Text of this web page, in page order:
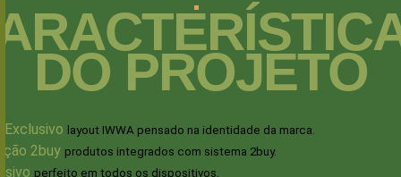
DO PROJETO
Exclusivo layout IWWA pensado na identidade da marca.
2buy produtos integrados com sistema 2buy.
perfeito em todos os dispositivos.